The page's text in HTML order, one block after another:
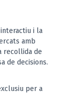
i la
amb
recollida de
de decisions.
per a